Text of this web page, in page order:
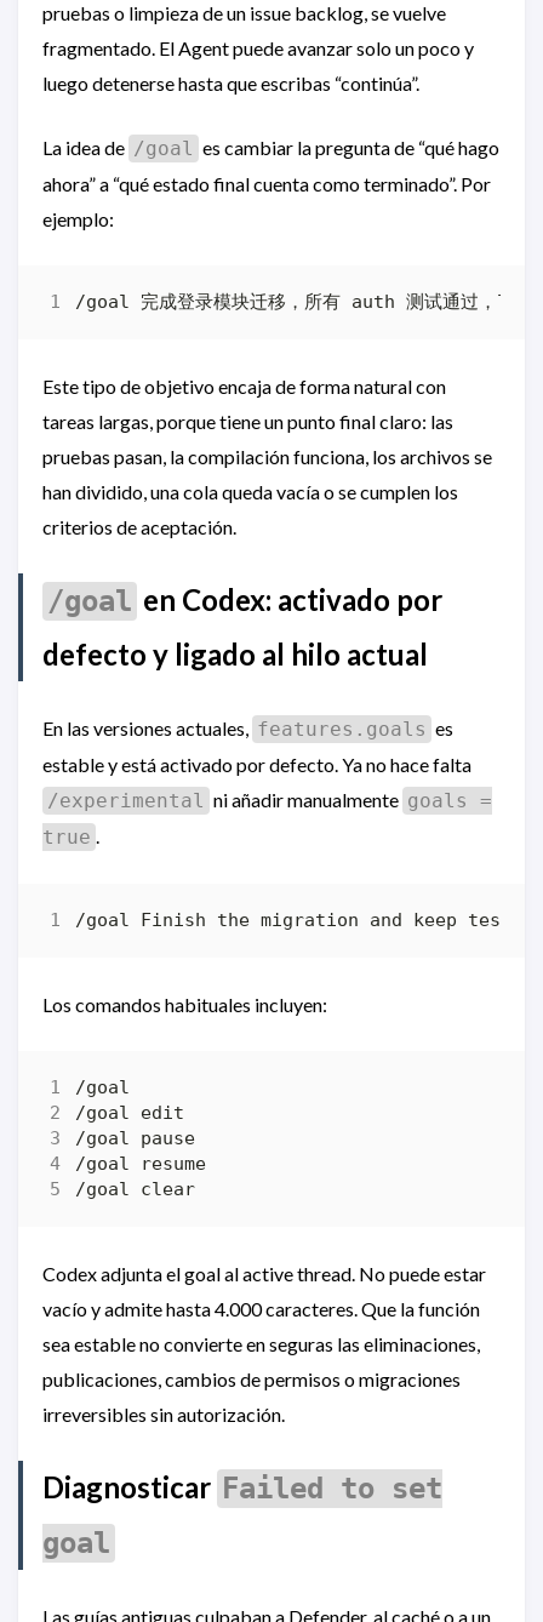
pruebas o limpieza de un issue backlog, se vuelve
fragmentado. El Agent puede avanzar solo un poco y
luego detenerse hasta que escribas “continúa”.
La idea de /goal es cambiar la pregunta de “qué hago
ahora” a “qué estado final cuenta como terminado”. Por
ejemplo:
Este tipo de objetivo encaja de forma natural con
tareas largas, porque tiene un punto final claro: las
pruebas pasan, la compilación funciona, los archivos se
han dividido, una cola queda vacía o se cumplen los
criterios de aceptación.
/goal en Codex: activado por
defecto y ligado al hilo actual
En las versiones actuales, features.goals es
estable y está activado por defecto. Ya no hace falta
/experimental ni añadir manualmente goals =
true .
Los comandos habituales incluyen:
Codex adjunta el goal al active thread. No puede estar
vacío y admite hasta 4.000 caracteres. Que la función
sea estable no convierte en seguras las eliminaciones,
publicaciones, cambios de permisos o migraciones
irreversibles sin autorización.
Diagnosticar Failed to set
goal
Las guías antiguas culpaban a Defender, al caché o a un